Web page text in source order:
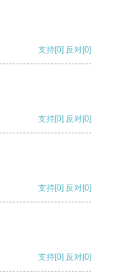
支持[0] 反对[0]
支持[0] 反对[0]
支持[0] 反对[0]
支持[0] 反对[0]